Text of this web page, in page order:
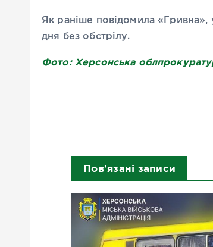
Як раніше повідомила
дня без обстрілу.
Фото: Херсонська
Пов'язані записи